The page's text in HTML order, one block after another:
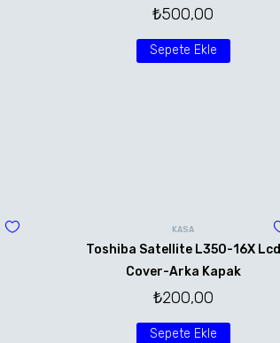
₺500,00
Sepete Ekle
KASA
Toshiba Satellite L350-16X Lcd
Cover-Arka Kapak
₺200,00
Sepete Ekle